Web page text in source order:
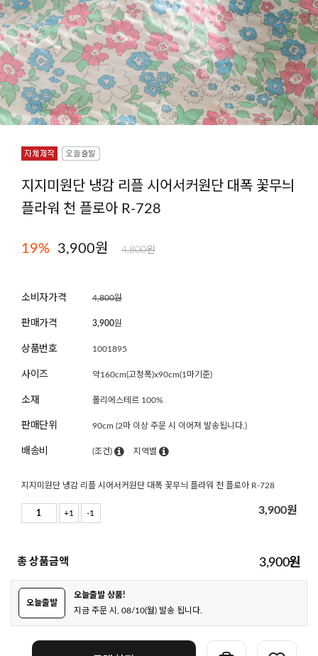
지지미원단 냉감 리플 시어서커원단 대폭 꽃무늬
플라워 천 플로아 R-728
19% 3,900원 4,800원
소비자가격 4,800원
판매가격 3,900원
상품번호 1001895
사이즈 약160cm(고정폭)x90cm(1마기준)
소재 폴리에스테르 100%
판매단위 90cm (2마 이상 주문 시 이어져 발송됩니다.)
배송비 (조건) 지역별
지지미원단 냉감 리플 시어서커원단 대폭 꽃무늬 플라워 천 플로아 R-728
+1 -1 3,900원
총 상품금액 3,900원
오늘출발
오늘출발 상품!
지금 주문 시, 08/10(월) 발송 됩니다.